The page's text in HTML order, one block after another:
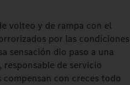
volteo y de rampa con el
por las condiciones
sensación dio paso a una
de servicio
compensan con creces todo